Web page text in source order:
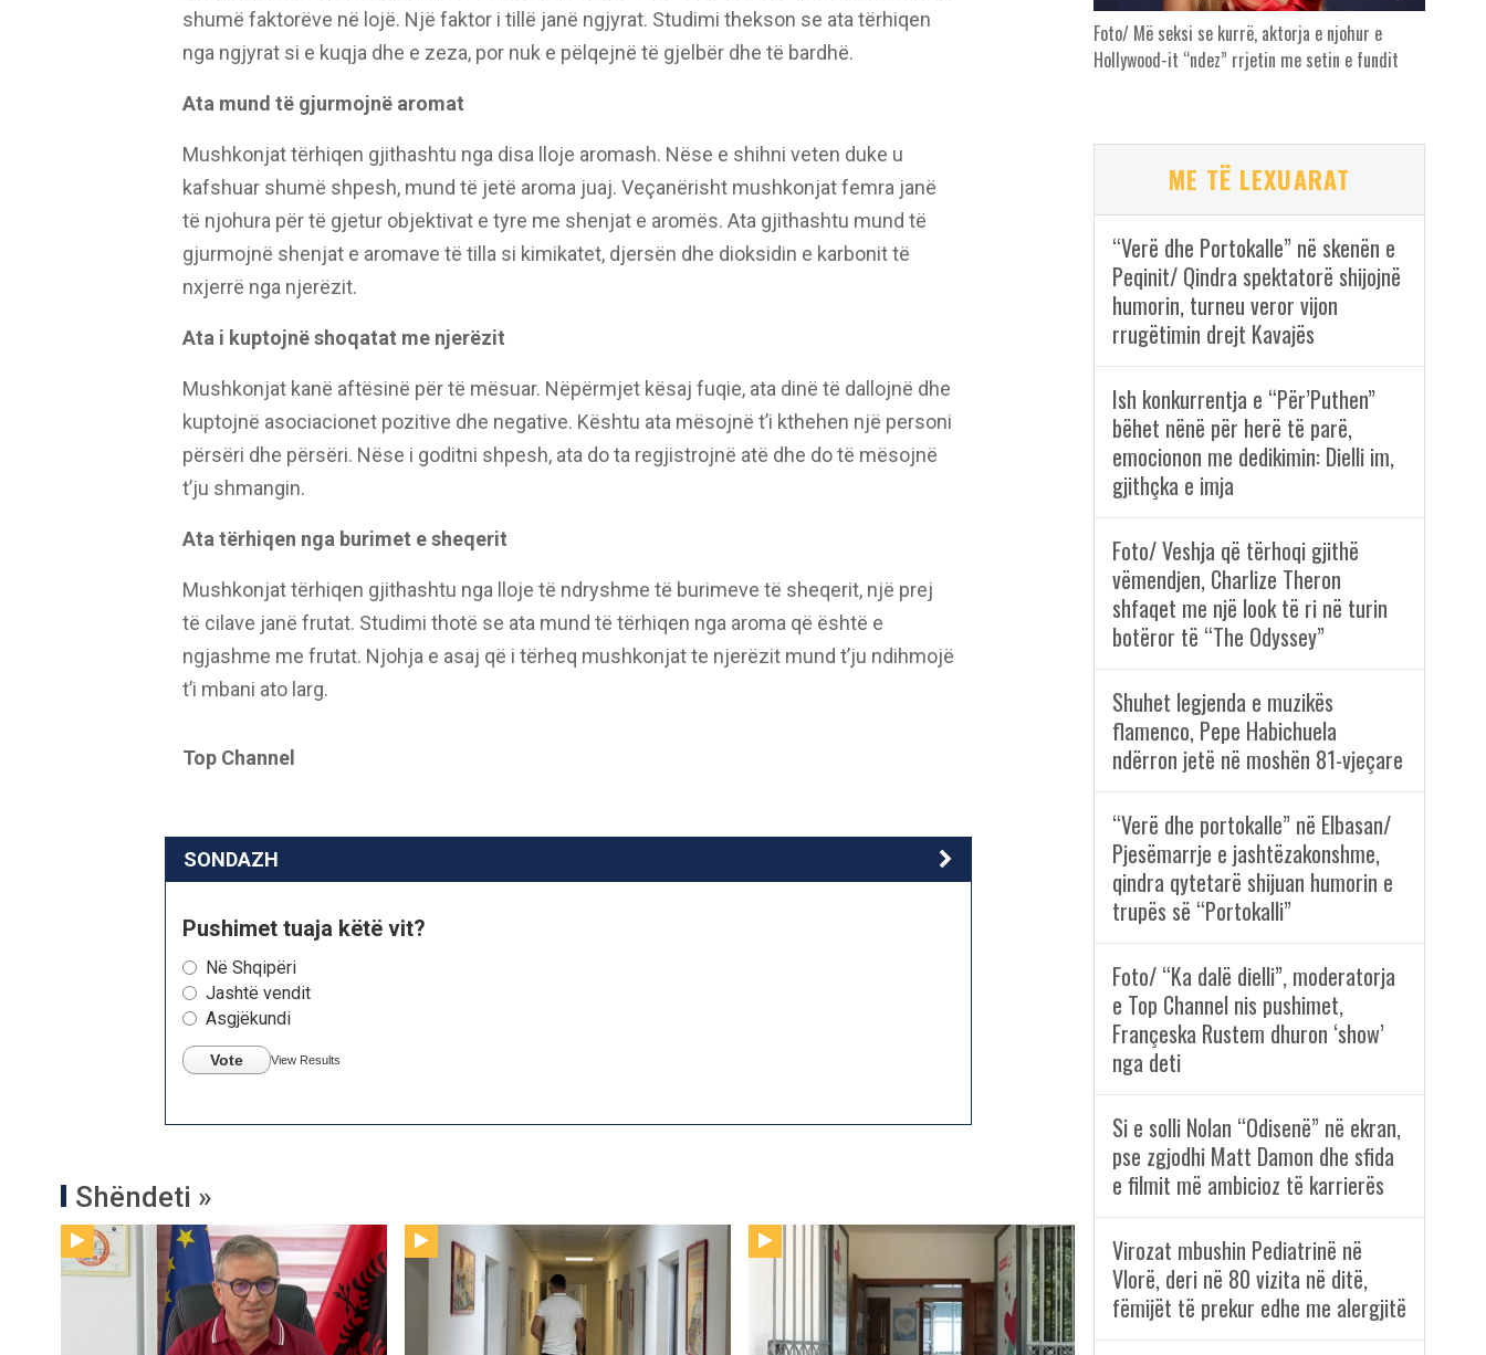
shumë faktorëve në lojë. Një faktor i tillë janë ngjyrat. Studimi thekson se ata tërhiqen
nga ngjyrat si e kuqja dhe e zeza, por nuk e pëlqejnë të gjelbër dhe të bardhë.
Ata mund të gjurmojnë aromat
Mushkonjat tërhiqen gjithashtu nga disa lloje aromash. Nëse e shihni veten duke u
kafshuar shumë shpesh, mund të jetë aroma juaj. Veçanërisht mushkonjat femra janë
të njohura për të gjetur objektivat e tyre me shenjat e aromës. Ata gjithashtu mund të
gjurmojnë shenjat e aromave të tilla si kimikatet, djersën dhe dioksidin e karbonit të
nxjerrë nga njerëzit.
Ata i kuptojnë shoqatat me njerëzit
Mushkonjat kanë aftësinë për të mësuar. Nëpërmjet kësaj fuqie, ata dinë të dallojnë dhe
kuptojnë asociacionet pozitive dhe negative. Kështu ata mësojnë t’i kthehen një personi
përsëri dhe përsëri. Nëse i goditni shpesh, ata do ta regjistrojnë atë dhe do të mësojnë
t’ju shmangin.
Ata tërhiqen nga burimet e sheqerit
Mushkonjat tërhiqen gjithashtu nga lloje të ndryshme të burimeve të sheqerit, një prej
të cilave janë frutat. Studimi thotë se ata mund të tërhiqen nga aroma që është e
ngjashme me frutat. Njohja e asaj që i tërheq mushkonjat te njerëzit mund t’ju ndihmojë
t’i mbani ato larg.
Top Channel
SONDAZH
Pushimet tuaja këtë vit?
Në Shqipëri
Jashtë vendit
Asgjëkundi
Vote View Results
Shëndeti »
Foto/ Më seksi se kurrë, aktorja e njohur e
Hollywood-it “ndez” rrjetin me setin e fundit
ME TË LEXUARAT
“Verë dhe Portokalle” në skenën e
Peqinit/ Qindra spektatorë shijojnë
humorin, turneu veror vijon
rrugëtimin drejt Kavajës
Ish konkurrentja e “Për’Puthen”
bëhet nënë për herë të parë,
emocionon me dedikimin: Dielli im,
gjithçka e imja
Foto/ Veshja që tërhoqi gjithë
vëmendjen, Charlize Theron
shfaqet me një look të ri në turin
botëror të “The Odyssey”
Shuhet legjenda e muzikës
flamenco, Pepe Habichuela
ndërron jetë në moshën 81-vjeçare
“Verë dhe portokalle” në Elbasan/
Pjesëmarrje e jashtëzakonshme,
qindra qytetarë shijuan humorin e
trupës së “Portokalli”
Foto/ “Ka dalë dielli”, moderatorja
e Top Channel nis pushimet,
Françeska Rustem dhuron ‘show’
nga deti
Si e solli Nolan “Odisenë” në ekran,
pse zgjodhi Matt Damon dhe sfida
e filmit më ambicioz të karrierës
Virozat mbushin Pediatrinë në
Vlorë, deri në 80 vizita në ditë,
fëmijët të prekur edhe me alergjitë